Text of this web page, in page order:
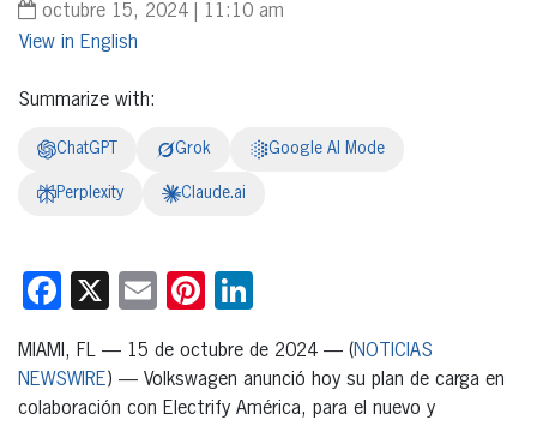
octubre 15, 2024 | 11:10 am
English
Summarize with:
ChatGPT Grok Google AI Mode
Perplexity Claude.ai
Facebook
X EmailPinterest
MIAMI, FL — 15 de octubre de 2024 — (NOTICIAS
NEWSWIRE) — Volkswagen anunció hoy su plan de carga en
colaboración con Electrify América, para el nuevo y